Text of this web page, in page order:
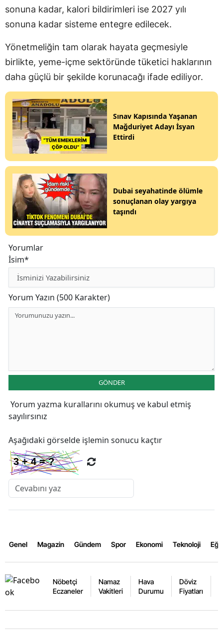
sonuna kadar, kalori bildirimleri ise 2027 yılı
sonuna kadar sisteme entegre edilecek.
Yönetmeliğin tam olarak hayata geçmesiyle
birlikte, yeme-içme sektöründe tüketici haklarının
daha güçlü bir şekilde korunacağı ifade ediliyor.
Sınav Kapısında Yaşanan
Mağduriyet Adayı İsyan
Ettirdi
Dubai seyahatinde ölümle
sonuçlanan olay yargıya
taşındı
Yorumlar
İsim*
Yorum Yazın (500 Karakter)
GÖNDER
Yorum yazma kurallarını okumuş ve kabul etmiş
sayılırsınız
Aşağıdaki görselde işlemin sonucu kaçtır
Genel Magazin Gündem Spor Ekonomi Teknoloji
Nöbetçi
Eczaneler
Namaz
Vakitleri
Hava
Durumu
Döviz
Fiyatları